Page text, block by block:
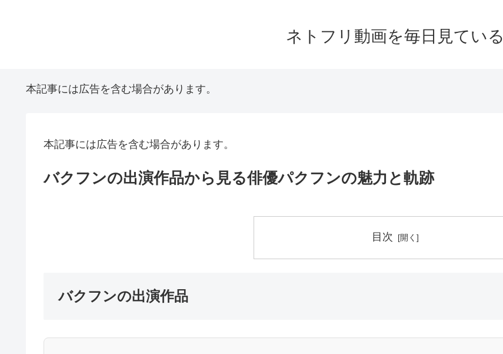
ネトフリ動画を毎日見ている
本記事には広告を含む場合があります。
本記事には広告を含む場合があります。
バクフンの出演作品から見る俳優パクフンの魅力と軌跡
目次
バクフンの出演作品